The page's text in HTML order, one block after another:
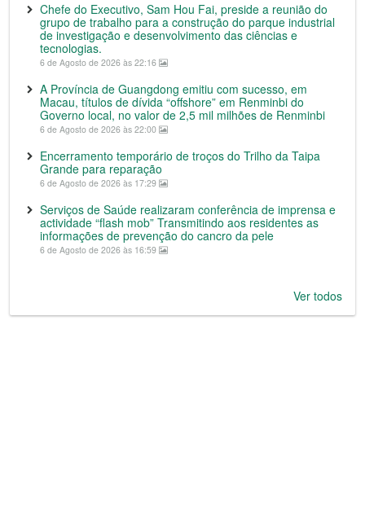
Chefe do Executivo, Sam Hou Fai, preside a reunião do
grupo de trabalho para a construção do parque industrial
de investigação e desenvolvimento das ciências e
tecnologias.
6 de Agosto de 2026 às 22:16
A Província de Guangdong emitiu com sucesso, em
Macau, títulos de dívida “offshore” em Renminbi do
Governo local, no valor de 2,5 mil milhões de Renminbi
6 de Agosto de 2026 às 22:00
Encerramento temporário de troços do Trilho da Taipa
Grande para reparação
6 de Agosto de 2026 às 17:29
Serviços de Saúde realizaram conferência de imprensa e
actividade “flash mob” Transmitindo aos residentes as
informações de prevenção do cancro da pele
6 de Agosto de 2026 às 16:59
Ver todos